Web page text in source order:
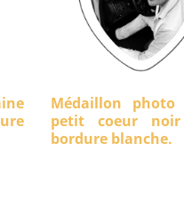
Médaillon photo
petit coeur
bordure blanche.